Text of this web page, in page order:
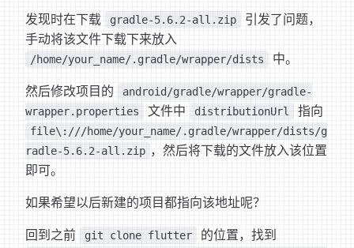
发现时在下载 gradle-5.6.2-all.zip
引发了问题，
手动将该文件下载下来放入
/home/your_name/.gradle/wrapper/dists 中。
然后修改项目的
android/gradle/wrapper/gradle-
wrapper.properties
文件中 distributionUrl 指向
file\:///home/your_name/.gradle/wrapper/dists/g
radle-5.6.2-all.zip ，然后将下载的文件放入该位置
即可。
如果希望以后新建的项目都指向该地址呢？
回到之前 git clone flutter 的位置，找到